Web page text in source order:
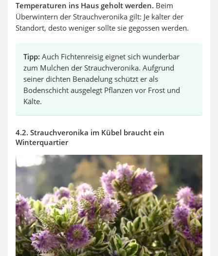
Temperaturen ins Haus geholt werden. Beim
Überwintern der Strauchveronika gilt: Je kälter der
Standort, desto weniger sollte sie gegossen werden.
Tipp: Auch Fichtenreisig eignet sich wunderbar
zum Mulchen der Strauchveronika. Aufgrund
seiner dichten Benadelung schützt er als
Bodenschicht ausgelegt Pflanzen vor Frost und
Kälte.
4.2. Strauchveronika im Kübel braucht ein
Winterquartier